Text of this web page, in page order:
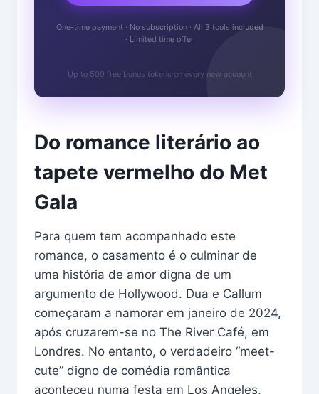
One-time payment · No subscription · All 3 tools included
· Limited time offer
Up to 500 free bonus tokens on every new account
Do romance literário ao
tapete vermelho do Met
Gala
Para quem tem acompanhado este
romance, o casamento é o culminar de
uma história de amor digna de um
argumento de Hollywood. Dua e Callum
começaram a namorar em janeiro de 2024,
após cruzarem-se no The River Café, em
Londres. No entanto, o verdadeiro “meet-
cute” digno de comédia romântica
aconteceu numa festa em Los Angeles,